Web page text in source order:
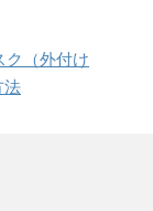
ク（外付け
法